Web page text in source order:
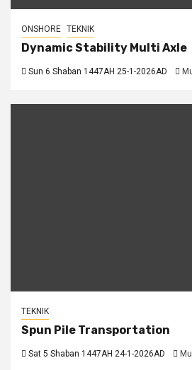
ONSHORE TEKNIK
Dynamic Stability Multi Axle
Sun 6 Shaban 1447AH 25-1-2026AD
TEKNIK
Spun Pile Transportation
Sat 5 Shaban 1447AH 24-1-2026AD